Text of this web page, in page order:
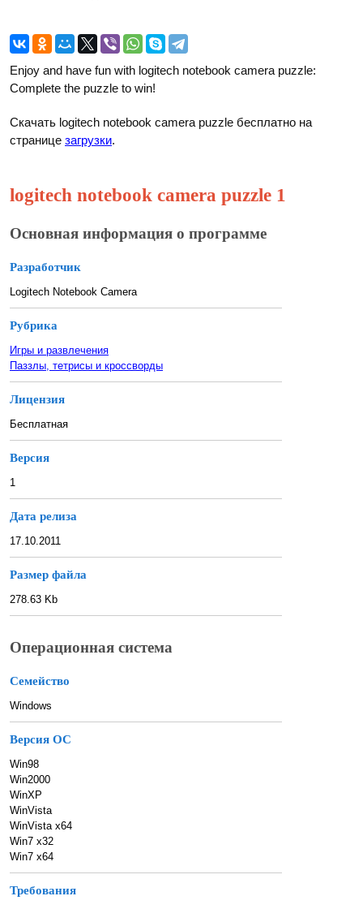
Enjoy and have fun with logitech notebook camera puzzle:
Complete the puzzle to win!
Скачать logitech notebook camera puzzle бесплатно на
странице загрузки.
logitech notebook camera puzzle 1
Основная информация о программе
Разработчик
Logitech Notebook Camera
Рубрика
Игры и развлечения
Паззлы, тетрисы и кроссворды
Лицензия
Бесплатная
Версия
1
Дата релиза
17.10.2011
Размер файла
278.63 Kb
Операционная система
Семейство
Windows
Версия ОС
Win98
Win2000
WinXP
WinVista
WinVista x64
Win7 x32
Win7 x64
Требования